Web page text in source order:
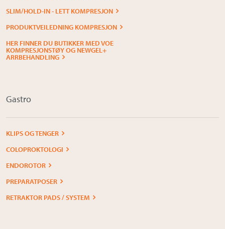
SLIM/HOLD-IN - LETT KOMPRESJON
PRODUKTVEILEDNING KOMPRESJON
HER FINNER DU BUTIKKER MED VOE
KOMPRESJONSTØY OG NEWGEL+
ARRBEHANDLING
Gastro
KLIPS OG TENGER
COLOPROKTOLOGI
ENDOROTOR
PREPARATPOSER
RETRAKTOR PADS / SYSTEM